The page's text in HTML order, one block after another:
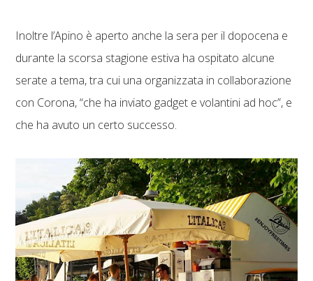
Inoltre l’Apino è aperto anche la sera per il dopocena e
durante la scorsa stagione estiva ha ospitato alcune
serate a tema, tra cui una organizzata in collaborazione
con Corona, “che ha inviato gadget e volantini ad hoc”, e
che ha avuto un certo successo.